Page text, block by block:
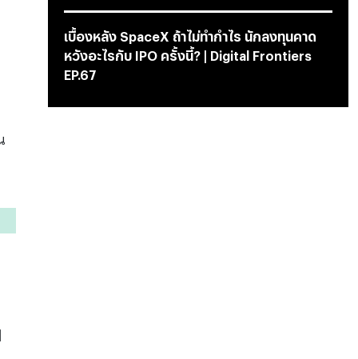
เบื้องหลัง SpaceX ถ้าไม่ทำกำไร นักลงทุนคาด
หวังอะไรกับ IPO ครั้งนี้? | Digital Frontiers
EP.67